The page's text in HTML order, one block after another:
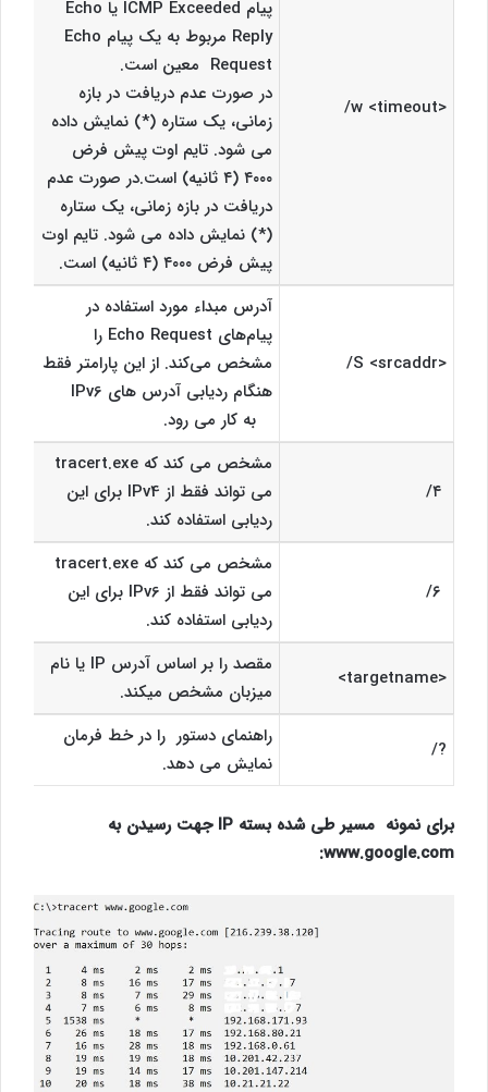
<w <timeout/
پیام ICMP Exceeded یا Echo
Reply مربوط به یک پیام Echo
Request معین است.
در صورت عدم دریافت در بازه
زمانی، یک ستاره (*) نمایش داده
می شود. تایم اوت پیش فرض
۴۰۰۰ (۴ ثانیه) است.در صورت عدم
دریافت در بازه زمانی، یک ستاره
(*) نمایش داده می شود. تایم اوت
پیش فرض ۴۰۰۰ (۴ ثانیه) است.
<S <srcaddr/
آدرس مبداء مورد استفاده در
پیام‌های Echo Request را
مشخص می‌کند. از این پارامتر فقط
هنگام ردیابی آدرس های IPv6
به کار می رود.
مشخص می کند که tracert.exe
می تواند فقط از IPv4 برای این
ردیابی استفاده کند.
مشخص می کند که tracert.exe
می تواند فقط از IPv6 برای این
ردیابی استفاده کند.
<targetname>
مقصد را بر اساس آدرس IP یا نام
میزبان مشخص میکند.
?/
راهنمای دستور را در خط فرمان
نمایش می دهد.
برای نمونه مسیر طی شده بسته IP جهت رسیدن به
www.google.com: